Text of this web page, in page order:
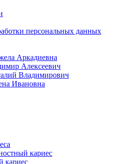
персональных данных
Аркадиевна
Алексеевич
Владимирович
Ивановна
кариес
кариес